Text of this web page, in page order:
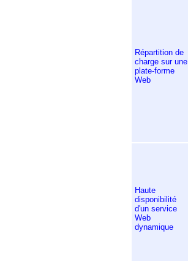
Répartition de
charge sur une
plate-forme
Web
Haute
disponibilité
d'un service
Web
dynamique